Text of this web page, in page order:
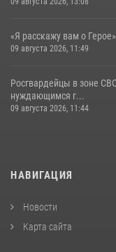
«Я расскажу вам о
09 августа 2026, 11:49
Росгвардейцы в зоне
нуждающимся г...
09 августа 2026, 11:44
НАВИГАЦИЯ
Новости
Карта сайта